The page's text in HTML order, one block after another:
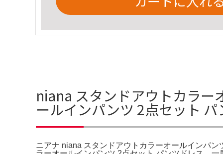
niana スタンドアウトカラー
ールインパンツ 2点セット
ニアナ niana スタンドアウトカラーオールインパ